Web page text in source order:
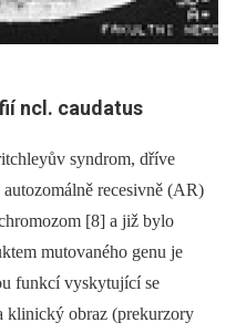
ncl. caudatus
syndrom, dříve
recesivně (AR)
[8] a již bylo
mutovaného genu je
funkcí vyskytující se
klinický obraz (prekurzory